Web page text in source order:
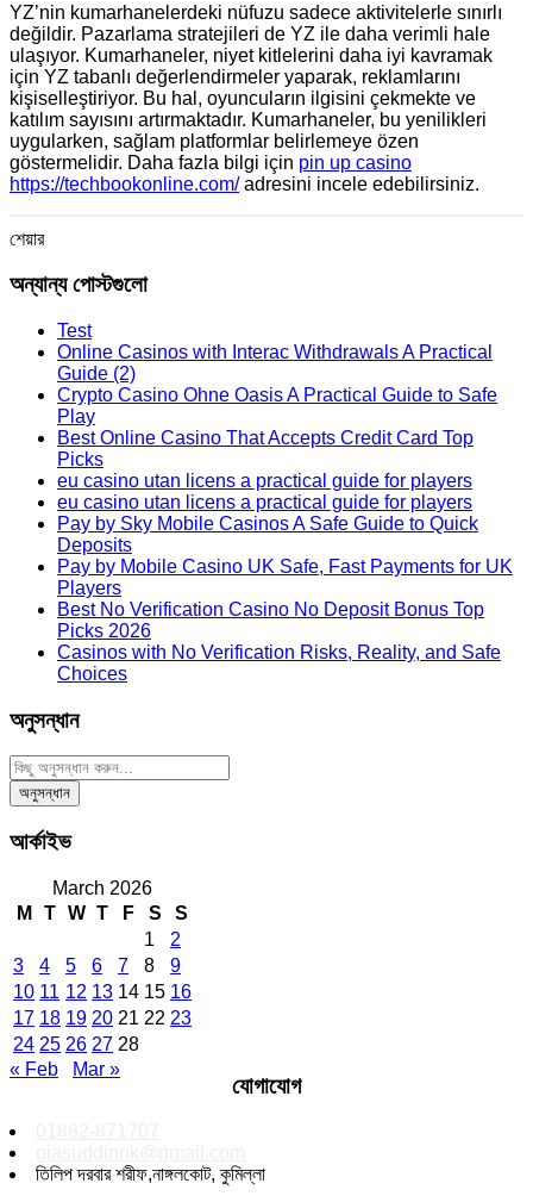
YZ’nin kumarhanelerdeki nüfuzu sadece aktivitelerle sınırlı
değildir. Pazarlama stratejileri de YZ ile daha verimli hale
ulaşıyor. Kumarhaneler, niyet kitlelerini daha iyi kavramak
için YZ tabanlı değerlendirmeler yaparak, reklamlarını
kişiselleştiriyor. Bu hal, oyuncuların ilgisini çekmekte ve
katılım sayısını artırmaktadır. Kumarhaneler, bu yenilikleri
uygularken, sağlam platformlar belirlemeye özen
göstermelidir. Daha fazla bilgi için pin up casino
https://techbookonline.com/adresini incele edebilirsiniz.
শেয়ার
অন্যান্য পোস্টগুলো
Test
Online Casinos with Interac Withdrawals A Practical
Guide (2)
Crypto Casino Ohne Oasis A Practical Guide to Safe
Play
Best Online Casino That Accepts Credit Card Top
Picks
eu casino utan licens a practical guide for players
eu casino utan licens a practical guide for players
Pay by Sky Mobile Casinos A Safe Guide to Quick
Deposits
Pay by Mobile Casino UK Safe, Fast Payments for UK
Players
Best No Verification Casino No Deposit Bonus Top
Picks 2026
Casinos with No Verification Risks, Reality, and Safe
Choices
অনুসন্ধান
আর্কাইভ
March 2026
M
T W T F S
S
1
2
3
4 5 6 7 8
9
10 11 12 13 14 15 16
17 18 19 20 21 22 23
24 25 26 27 28
« Feb
Mar »
যোগাযোগ
তিলিপ দরবার শরীফ,নাঙ্গলকোট, কুমিল্লা